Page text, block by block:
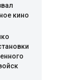
кино